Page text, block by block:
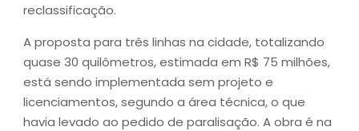
reclassificação.
A proposta para três linhas na cidade, totalizando
quase 30 quilômetros, estimada em R$ 75 milhões,
está sendo implementada sem projeto e
licenciamentos, segundo a área técnica, o que
havia levado ao pedido de paralisação. A obra é na